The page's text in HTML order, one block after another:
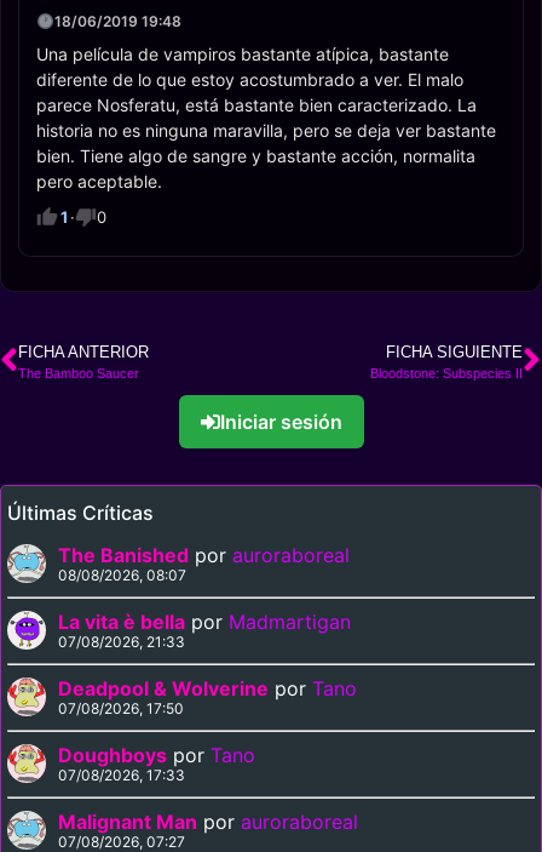
18/06/2019 19:48
Una película de vampiros bastante atípica, bastante
diferente de lo que estoy acostumbrado a ver. El malo
parece Nosferatu, está bastante bien caracterizado. La
historia no es ninguna maravilla, pero se deja ver bastante
bien. Tiene algo de sangre y bastante acción, normalita
pero aceptable.
1 · 0
FICHA ANTERIOR
The Bamboo Saucer
FICHA SIGUIENTE
Bloodstone: Subspecies II
Iniciar sesión
Últimas Críticas
The Banished por auroraboreal
08/08/2026, 08:07
La vita è bella por Madmartigan
07/08/2026, 21:33
Deadpool & Wolverine por Tano
07/08/2026, 17:50
Doughboys por Tano
07/08/2026, 17:33
Malignant Man por auroraboreal
07/08/2026, 07:27